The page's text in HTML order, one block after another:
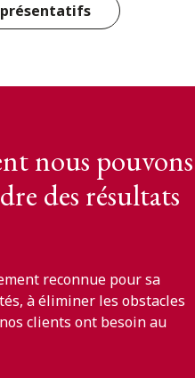
nous pouvons
des résultats
reconnue pour sa
à éliminer les obstacles
clients ont besoin au